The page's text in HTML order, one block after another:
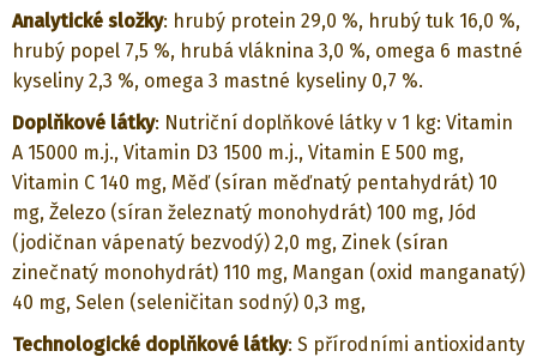
Analytické složky: hrubý protein 29,0 %, hrubý tuk 16,0 %,
hrubý popel 7,5 %, hrubá vláknina 3,0 %, omega 6 mastné
kyseliny 2,3 %, omega 3 mastné kyseliny 0,7 %.
Doplňkové látky: Nutriční doplňkové látky v 1 kg: Vitamin
A 15000 m.j., Vitamin D3 1500 m.j., Vitamin E 500 mg,
Vitamin C 140 mg, Měď (síran měďnatý pentahydrát) 10
mg, Železo (síran železnatý monohydrát) 100 mg, Jód
(jodičnan vápenatý bezvodý) 2,0 mg, Zinek (síran
zinečnatý monohydrát) 110 mg, Mangan (oxid manganatý)
40 mg, Selen (seleničitan sodný) 0,3 mg,
Technologické doplňkové látky: S přírodními antioxidanty